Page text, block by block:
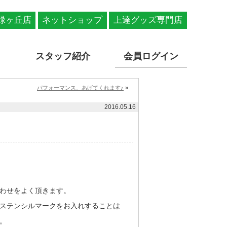
ヶ丘店 ネットショップ 上達グッズ専門店
スタッフ紹介 会員ログイン
パフォーマンス、あげてくれます♪ »
2016.05.16
せをよく頂きます。
テンシルマークをお入れすることは